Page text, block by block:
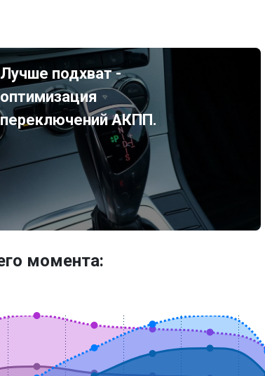
Лучше подхват -
оптимизация
переключений АКПП.
момента: